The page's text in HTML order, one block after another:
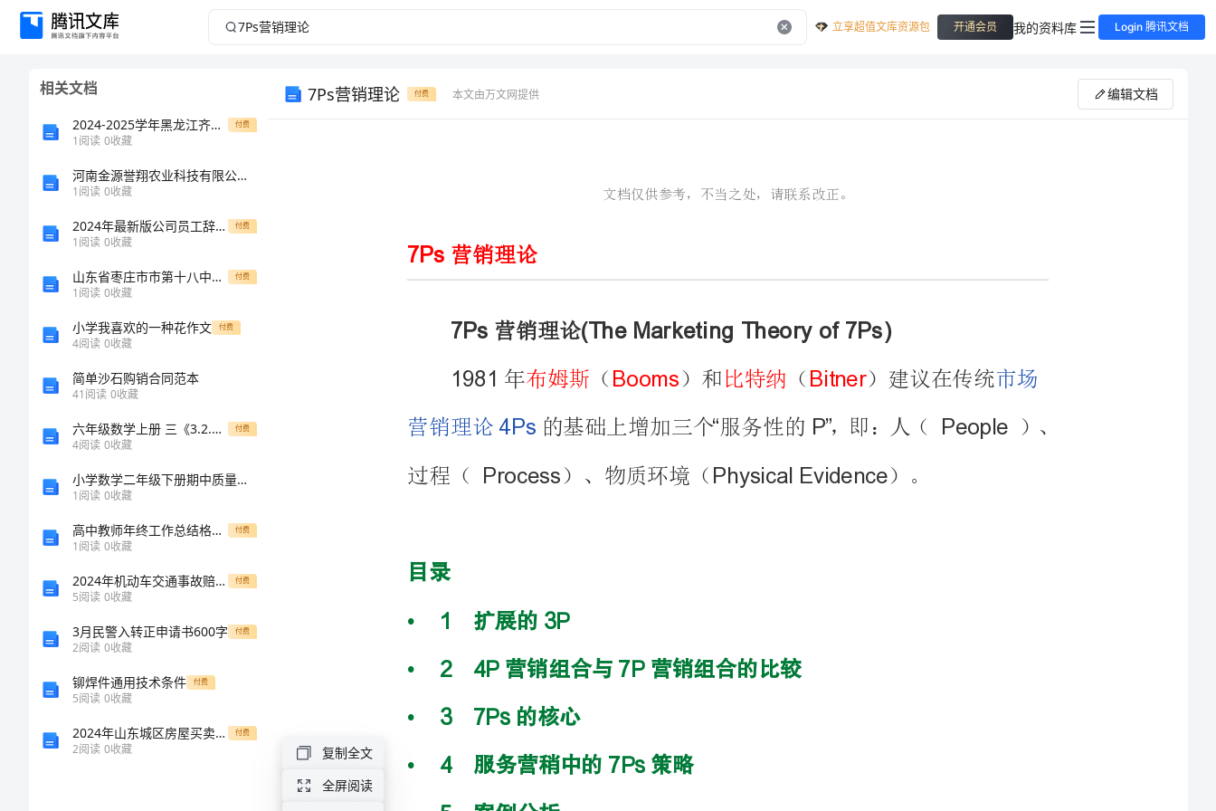
7Ps
MBA
HYPERLINK
立享超值文库资源包 开通会员 我的资料库 Login 腾讯文档
相关文档
2024-2025学年黑龙江齐齐哈尔市第八中学高一数学下学期期末统考模拟试题含解析 付费
1阅读 0收藏
河南金源誉翔农业科技有限公司介绍企业发展分析报告
1阅读 0收藏
2024年最新版公司员工辞职申请书 付费
1阅读 0收藏
山东省枣庄市市第十八中学高三物理模拟试卷含解析 付费
1阅读 0收藏
小学我喜欢的一种花作文 付费
4阅读 0收藏
简单沙石购销合同范本
41阅读 0收藏
六年级数学上册 三《3.2.比的基本性质》教案 人教版 付费
4阅读 0收藏
小学数学二年级下册期中质量检测试卷
1阅读 0收藏
高中教师年终工作总结格式版（四篇） 付费
1阅读 0收藏
2024年机动车交通事故赔偿协议 付费
5阅读 0收藏
3月民警入转正申请书600字 付费
2阅读 0收藏
铆焊件通用技术条件 付费
5阅读 0收藏
2024年山东城区房屋买卖合同 付费
2阅读 0收藏
7Ps营销理论 付费 本文由万文网提供 编辑文档
营销理论
“P”People 的基础上增加三个服务性的，即：人（）、
ProcessPhysicalEvidence 过程（）、物质环境（）。
•1扩展的3P
•37Ps的核心
5.1案例一：经典案例——宝岛眼镜
复制全文
全屏阅读